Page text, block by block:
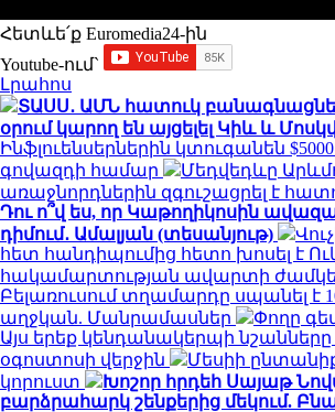
Հետևե՛ք Euromedia24-ին
Youtube-ում`
Լրահոս
ՏԱՍՍ․ ԱՄՆ հատուկ
օրում կարող են այցելել Կիև և
Ինֆլուենսերներին կտուգանեն
գովազդի համար
Մեդվեդևը
առաջնորդներին զգուշացրել է
Դու ո՞վ ես, որ Կաթողիկոսին
դիմում․ Ամալյան (տեսանյութ)
հետ հանդիպումից հետո խոսել է
հակամարտության ավարտի
Բելառուսում տղամարդը սպանել է
աղջկան. Մանրամասներ
Փողը
Այս երեք կենդանակերպի
օգոստոսի վերջին
Մեսիի
կորուստ
Խոշոր հրդեհ Սայաթ
բարձրահարկ շենքերից մեկում.